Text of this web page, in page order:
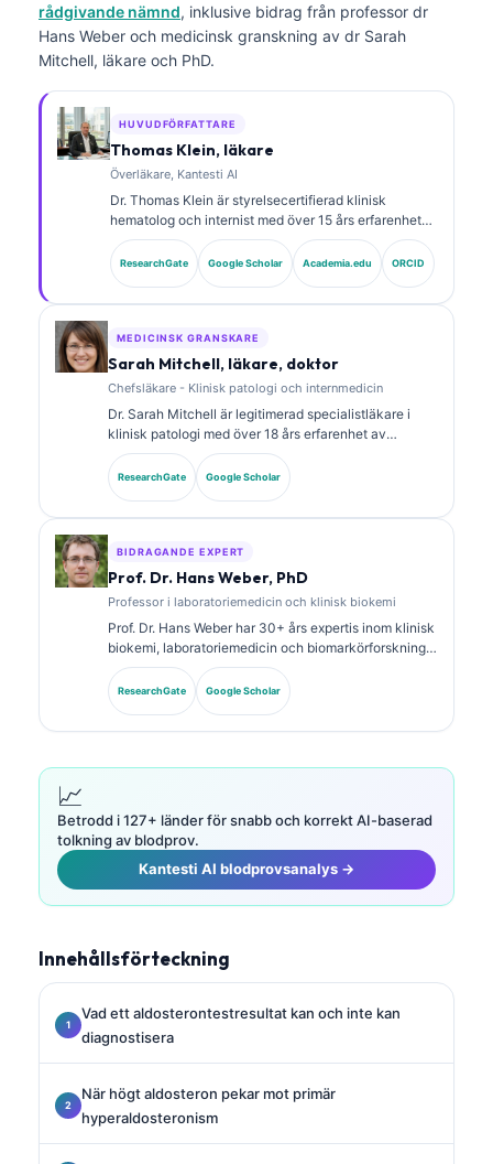
rådgivande nämnd, inklusive bidrag från professor dr
Hans Weber och medicinsk granskning av dr Sarah
Mitchell, läkare och PhD.
HUVUDFÖRFATTARE
Thomas Klein, läkare
Överläkare, Kantesti AI
Dr. Thomas Klein är styrelsecertifierad klinisk
hematolog och internist med över 15 års erfarenhet
av laboratoriemedicin och AI-assisterad klinisk
analys. Som Chief Medical Officer på Kantesti AI ger
han klinisk översyn av den medicinska
tolkning av biomarkörer och laboratoriediagnostik
inom laboratoriemedicinska områden.
ResearchGate Google Scholar Academia.edu ORCID
MEDICINSK GRANSKARE
Sarah Mitchell, läkare, doktor
Chefsläkare - Klinisk patologi och internmedicin
Dr. Sarah Mitchell är legitimerad specialistläkare i
klinisk patologi med över 18 års erfarenhet av
laboratoriemedicin och diagnostisk analys. Hon har
specialcertifieringar inom klinisk kemi och har
publicerat omfattande forskning om biomarkörpaneler
ResearchGate Google Scholar
BIDRAGANDE EXPERT
Prof. Dr. Hans Weber, PhD
Professor i laboratoriemedicin och klinisk biokemi
Prof. Dr. Hans Weber har 30+ års expertis inom klinisk
biokemi, laboratoriemedicin och biomarkörforskning.
Tidigare president för German Society for Clinical
Chemistry, och han specialiserar sig på analys av
diagnostiska paneler, standardisering av biomarkörer
ResearchGate Google Scholar
📈
Betrodd i 127+ länder för snabb och korrekt AI-baserad
tolkning av blodprov.
Kantesti AI blodprovsanalys →
Innehållsförteckning
Vad ett aldosterontestresultat kan och inte kan
diagnostisera
När högt aldosteron pekar mot primär
hyperaldosteronism